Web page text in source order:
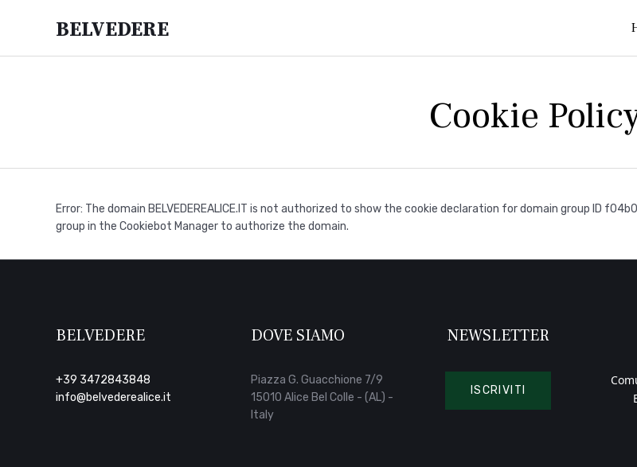
Belvedere
Cookie
Error: The domain BELVEDEREALICE.IT is not authorized to show the cookie declaration for domain group ID
group in the Cookiebot Manager to authorize the domain.
BELVEDERE
+39 3472843848
info@belvederealice.it
DOVE SIAMO
Piazza G. Guacchione 7/9
15010 Alice Bel Colle - (AL) -
Italy
NEWSLETTER
ISCRIVITI